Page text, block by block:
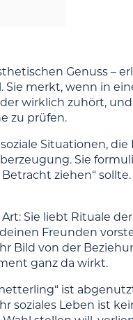
Genuss –
Sie merkt, wenn in
wirklich zuhört,
zu prüfen.
Situationen,
Sie
ziehen“
Sie liebt Rituale
Freunden
Bild von der
ganz da wirkt.
ist
soziales Leben ist